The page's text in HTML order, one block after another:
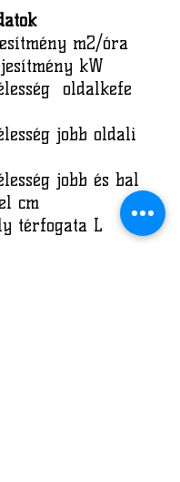
m2/óra
kW
oldalkefe
jobb oldali
jobb és bal
cm
térfogata L